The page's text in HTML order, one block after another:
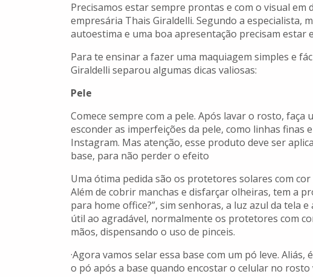
Precisamos estar sempre prontas e com o visual em
empresária Thais Giraldelli. Segundo a especialista,
autoestima e uma boa apresentação precisam estar
Para te ensinar a fazer uma maquiagem simples e
Giraldelli separou algumas dicas valiosas:
Pele
Comece sempre com a pele. Após lavar o rosto, faça
esconder as imperfeições da pele, como linhas
Instagram. Mas atenção, esse produto deve ser
base, para não perder o efeito
Uma ótima pedida são os protetores solares com
Além de cobrir manchas e disfarçar olheiras, tem a
para home office?”, sim senhoras, a luz azul da tela
útil ao agradável, normalmente os protetores com
mãos, dispensando o uso de pinceis.
·Agora vamos selar essa base com um pó leve.
o pó após a base quando encostar o celular no